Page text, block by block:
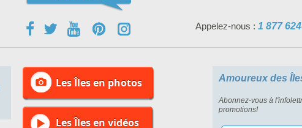
Appelez-nous : 1 877
Les Îles en photos
Les Îles en vidéos
Amoureux des
Abonnez-vous à
promotions!